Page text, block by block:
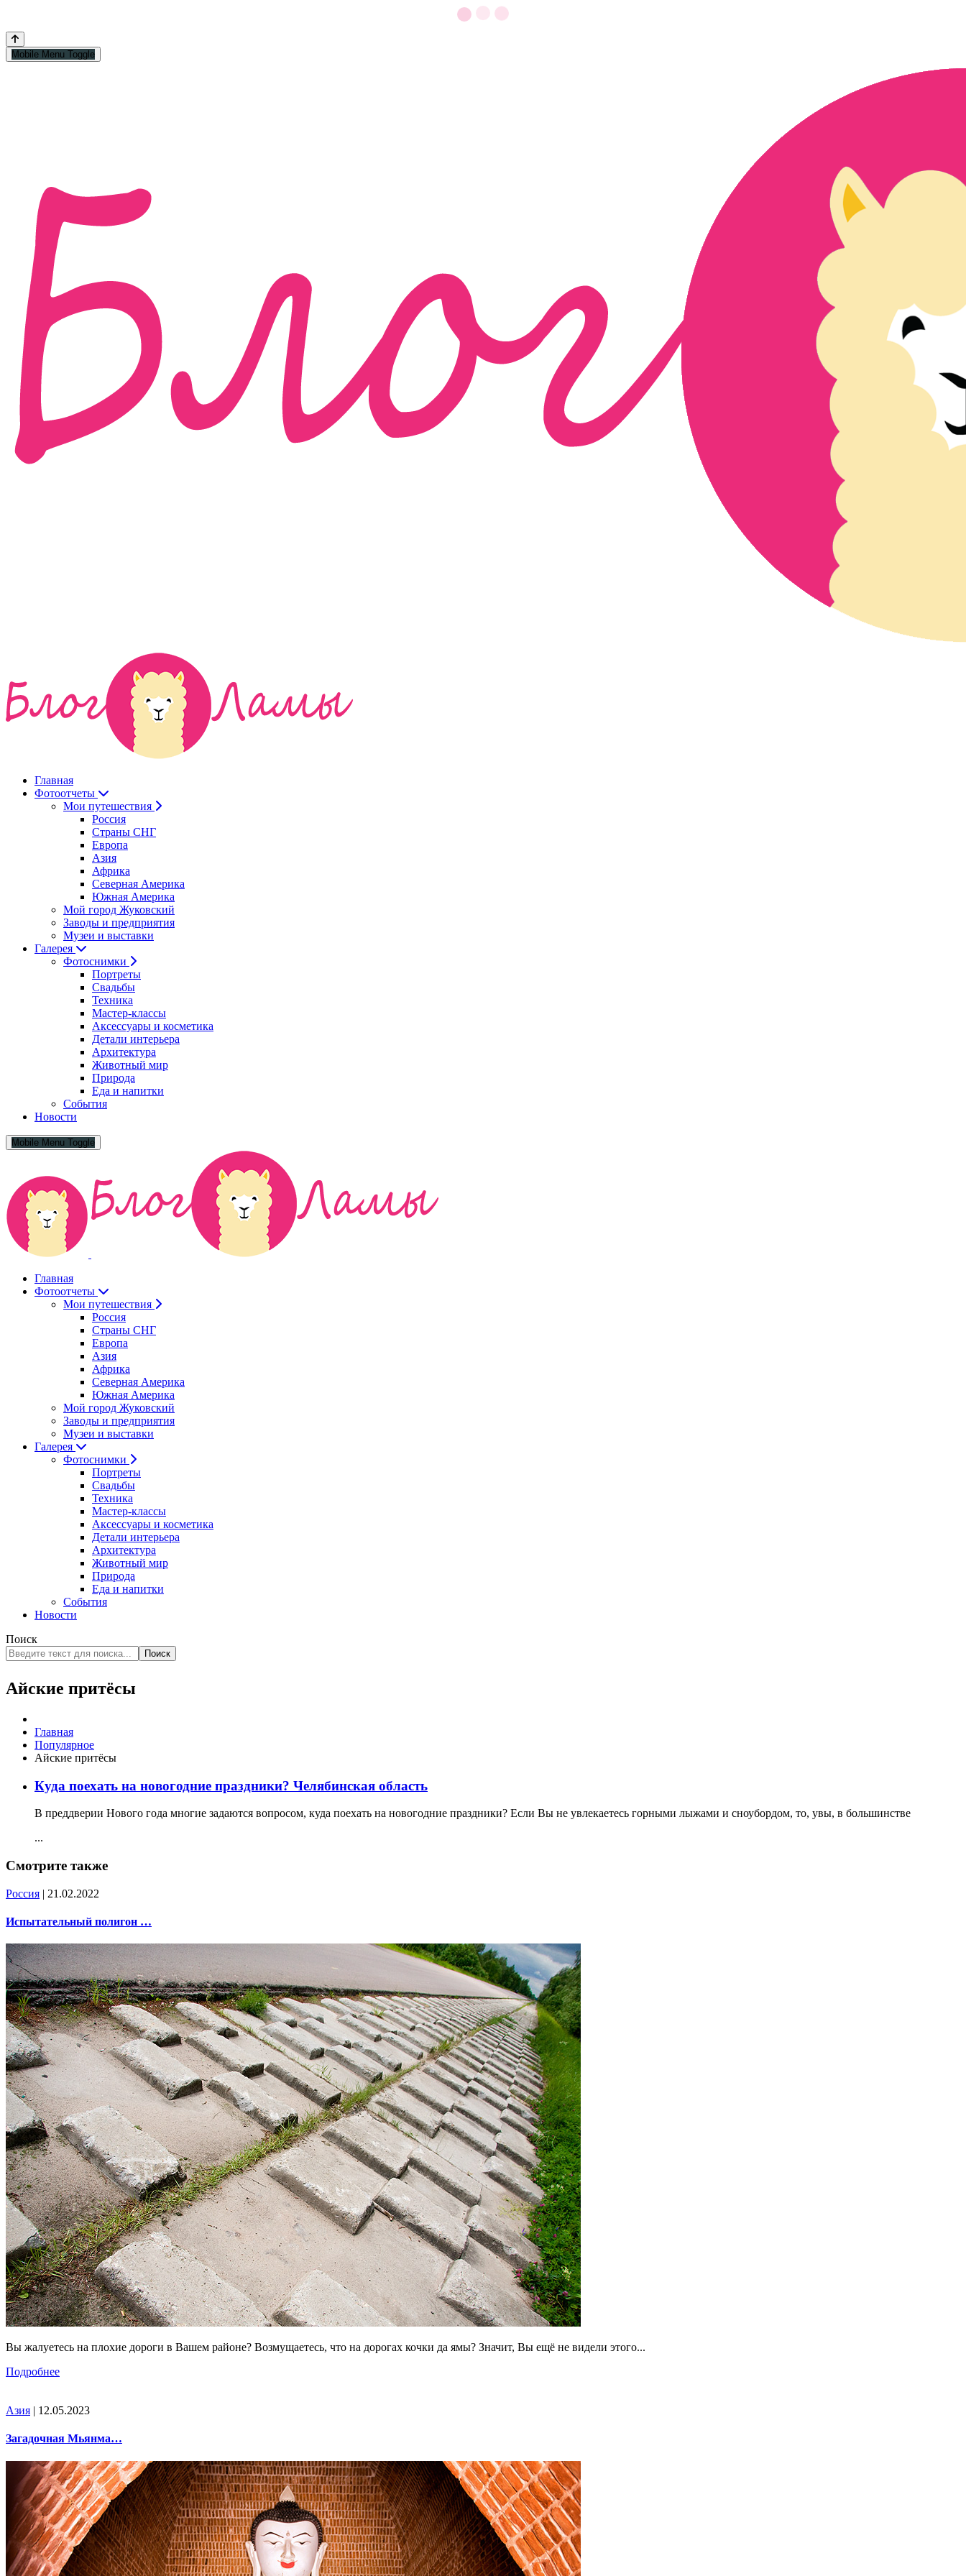
Mobile Menu Toggle
Главная
Фотоотчеты
Мои путешествия
Россия
Страны СНГ
Европа
Азия
Африка
Северная Америка
Южная Америка
Мой город Жуковский
Заводы и предприятия
Музеи и выставки
Галерея
Фотоснимки
Портреты
Свадьбы
Техника
Мастер-классы
Аксессуары и косметика
Детали интерьера
Архитектура
Животный мир
Природа
Еда и напитки
События
Новости
Mobile Menu Toggle
Главная
Фотоотчеты
Мои путешествия
Россия
Страны СНГ
Европа
Азия
Африка
Северная Америка
Южная Америка
Мой город Жуковский
Заводы и предприятия
Музеи и выставки
Галерея
Фотоснимки
Портреты
Свадьбы
Техника
Мастер-классы
Аксессуары и косметика
Детали интерьера
Архитектура
Животный мир
Природа
Еда и напитки
События
Новости
Поиск
Поиск
Айские притёсы
Главная
Популярное
Айские притёсы
Куда поехать на новогодние праздники? Челябинская область
В преддверии Нового года многие задаются вопросом, куда поехать на новогодние праздники? Если Вы не увлекаетесь горными лыжами и сноубордом, то, увы, в большинстве
...
Смотрите также
Россия | 21.02.2022
Испытательный полигон …
Вы жалуетесь на плохие дороги в Вашем районе? Возмущаетесь, что на дорогах кочки да ямы? Значит, Вы ещё не видели этого...
Подробнее
Азия | 12.05.2023
Загадочная Мьянма…